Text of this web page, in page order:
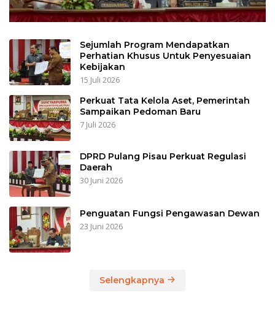
Sejumlah Program Mendapatkan
Perhatian Khusus Untuk Penyesuaian
Kebijakan
15 Juli 2026
Perkuat Tata Kelola Aset, Pemerintah
Sampaikan Pedoman Baru
7 Juli 2026
DPRD Pulang Pisau Perkuat Regulasi
Daerah
30 Juni 2026
Penguatan Fungsi Pengawasan Dewan
23 Juni 2026
Selengkapnya